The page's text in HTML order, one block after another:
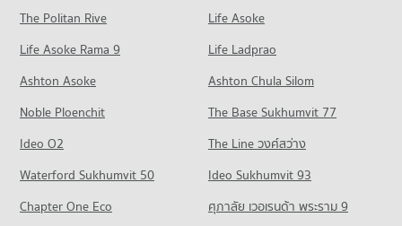
The Politan Rive
Life Asoke
Life Asoke Rama 9
Life Ladprao
Ashton Asoke
Ashton Chula Silom
Noble Ploenchit
The Base Sukhumvit 77
Ideo O2
The Line วงศ์สว่าง
Waterford Sukhumvit 50
Ideo Sukhumvit 93
Chapter One Eco
ศุภาลัย เวอเรนด้า พระราม 9